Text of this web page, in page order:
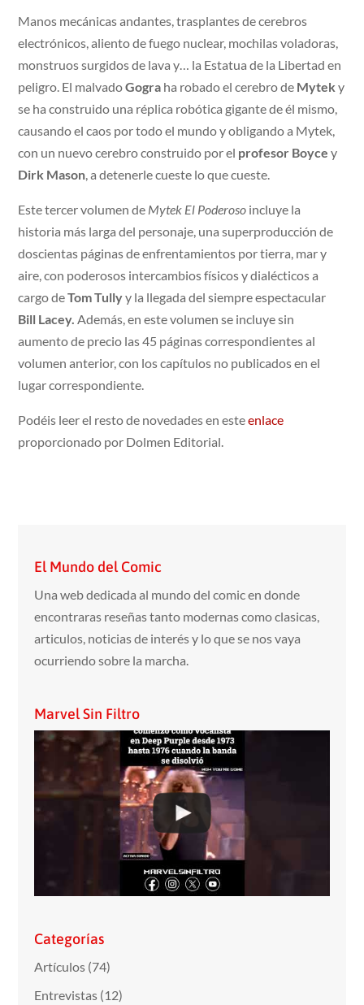
Manos mecánicas andantes, trasplantes de cerebros
electrónicos, aliento de fuego nuclear, mochilas voladoras,
monstruos surgidos de lava y… la Estatua de la Libertad en
peligro. El malvadoGogra ha robado el cerebro de Mytek y
se ha construido una réplica robótica gigante de él mismo,
causando el caos por todo el mundo y obligando a Mytek,
con un nuevo cerebro construido por el profesor Boyce y
Dirk Mason , a detenerle cueste lo que cueste.
Este tercer volumen de Mytek El Poderoso incluye la
historia más larga del personaje, una superproducción de
doscientas páginas de enfrentamientos por tierra, mar y
aire, con poderosos intercambios físicos y dialécticos a
cargo deTom Tullyy la llegada del siempre espectacular
Bill Lacey. Además, en este volumen se incluye sin
aumento de precio las 45 páginas correspondientes al
volumen anterior, con los capítulos no publicados en el
lugar correspondiente.
Podéis leer el resto de novedades en esteenlace
proporcionado por Dolmen Editorial.
El Mundo del Comic
Una web dedicada al mundo del comic en donde
encontraras reseñas tanto modernas como clasicas,
articulos, noticias de interés y lo que se nos vaya
ocurriendo sobre la marcha.
Marvel Sin Filtro
Categorías
Artículos (74)
Entrevistas (12)